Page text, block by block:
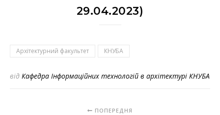
29.04.2023)
Архітектурний факультет КНУБА
від Кафедра Інформаційних технологій в архітектурі КНУБА
ПОПЕРЕДНЯ